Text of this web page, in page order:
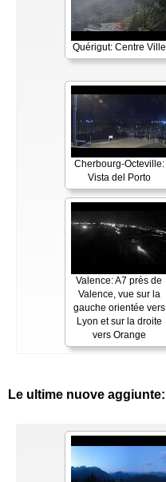
Quérigut: Centre Ville
Cherbourg-Octeville:
Vista del Porto
Valence: A7 près de
Valence, vue sur la
gauche orientée vers
Lyon et sur la droite
vers Orange
Le ultime nuove aggiunte: